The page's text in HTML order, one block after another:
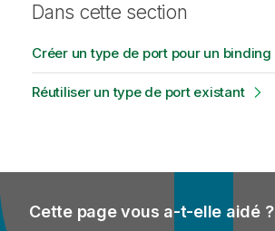
n
s
Dans cette section
Créer un type de port pour un binding
Réutiliser un type de port existant
Cette page vous a-t-elle aidé ?